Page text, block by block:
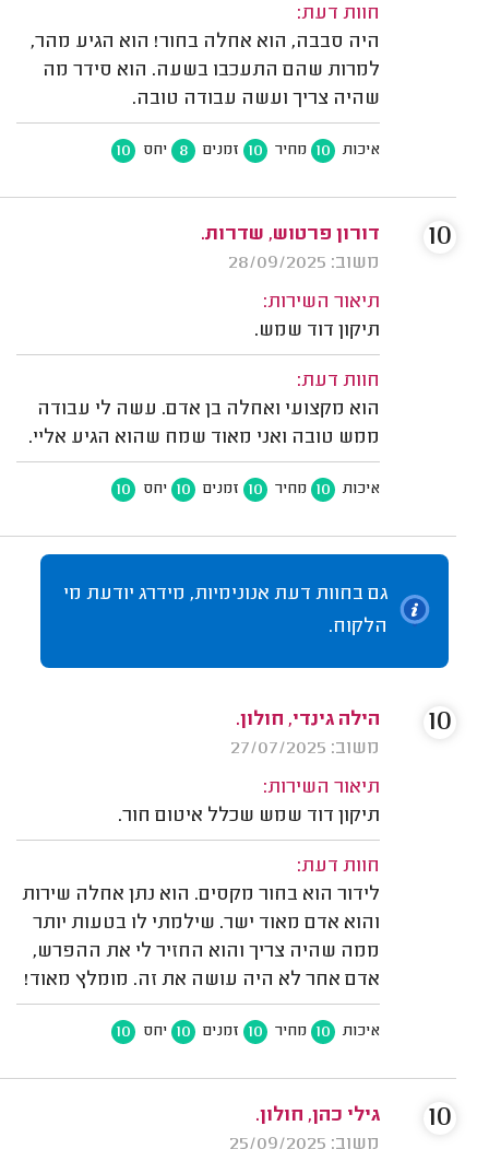
חוות דעת:
היה סבבה, הוא אחלה בחור! הוא הגיע מהר,
למרות שהם התעכבו בשעה. הוא סידר מה
שהיה צריך ועשה עבודה טובה.
איכות 10 מחיר 10 זמנים 8 יחס 10
דורון פרטוש, שדרות.
משוב: 28/09/2025
תיאור השירות:
תיקון דוד שמש.
חוות דעת:
הוא מקצועי ואחלה בן אדם. עשה לי עבודה
ממש טובה ואני מאוד שמח שהוא הגיע אליי.
איכות 10 מחיר 10 זמנים 10 יחס 10
10
גם בחוות דעת אנונימיות, מידרג יודעת מי
הלקוח.
הילה גינדי, חולון.
משוב: 27/07/2025
תיאור השירות:
תיקון דוד שמש שכלל איטום חור.
חוות דעת:
לידור הוא בחור מקסים. הוא נתן אחלה שירות
והוא אדם מאוד ישר. שילמתי לו בטעות יותר
ממה שהיה צריך והוא החזיר לי את ההפרש,
אדם אחר לא היה עושה את זה. מומלץ מאוד!
איכות 10 מחיר 10 זמנים 10 יחס 10
10
גילי כהן, חולון.
משוב: 25/09/2025
10